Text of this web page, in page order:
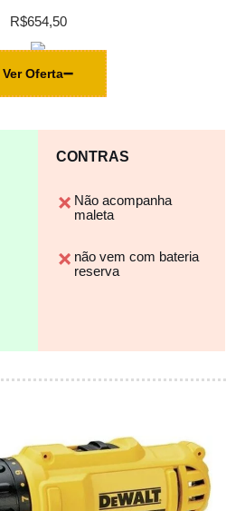
R$654,50
Ver Oferta
CONTRAS
Não acompanha
maleta
não vem com bateria
reserva